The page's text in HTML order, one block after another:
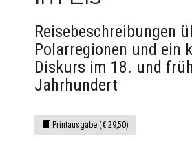
Reisebeschreibungen
Polarregionen und ein
Diskurs im 18. und
Jahrhundert
Printausgabe (€ 29,50)